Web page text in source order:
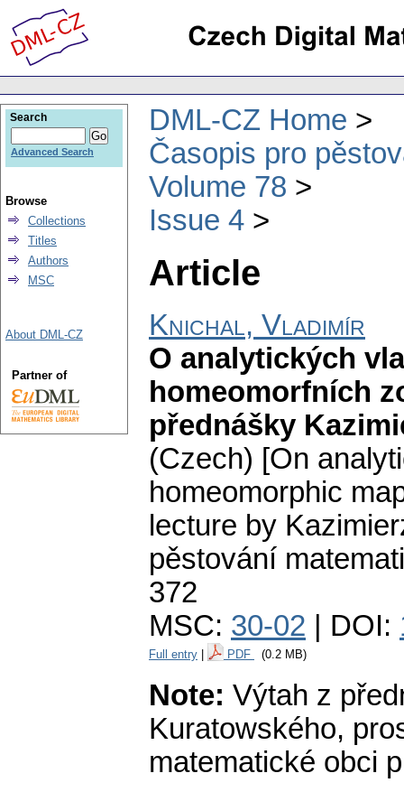
DML-CZ Home
Časopis pro
Volume 78
Issue 4
Article
Knichal, Vladimír
O analytických
homeomorfních
přednášky
(Czech) [On
homeomorphic
lecture by
pěstování
372
MSC: 30-02 | DOI:
Full entry PDF (0.2 MB)
Note: Výtah z
Kuratowského,
matematické obci
Search
Advanced Search
Browse
Collections
Titles
Authors
MSC
About DML-CZ
Partner of